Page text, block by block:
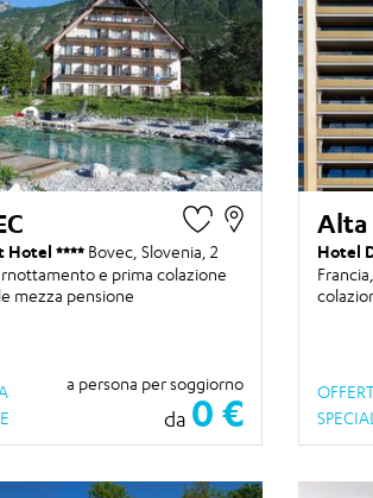
Hotel Bovec, Slovenia, 2
e prima colazione
mezza pensione
a persona per soggiorno
da 0 €
Alta
Hotel
Francia,